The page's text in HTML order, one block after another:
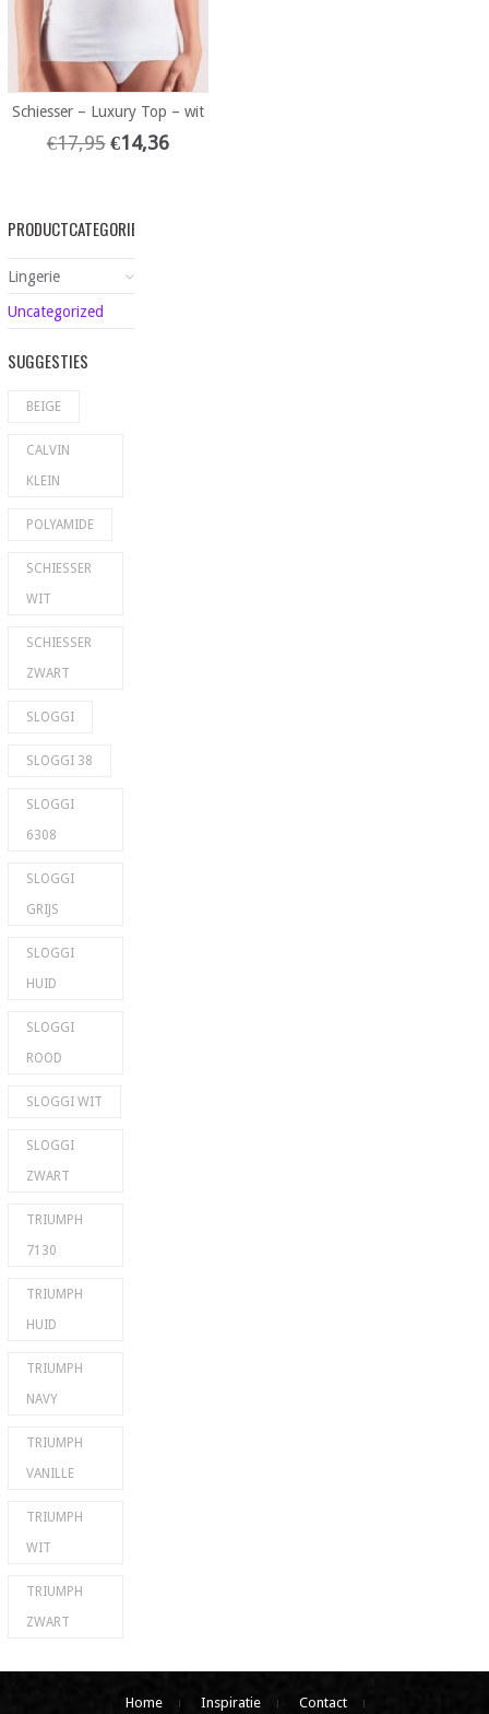
Schiesser – Luxury Top – wit
€17,95 €14,36
PRODUCTCATEGORIEËN
Lingerie
Uncategorized
SUGGESTIES
BEIGE
CALVIN
KLEIN
POLYAMIDE
SCHIESSER
WIT
SCHIESSER
ZWART
SLOGGI
SLOGGI 38
SLOGGI
6308
SLOGGI
GRIJS
SLOGGI
HUID
SLOGGI
ROOD
SLOGGI WIT
SLOGGI
ZWART
TRIUMPH
7130
TRIUMPH
HUID
TRIUMPH
NAVY
TRIUMPH
VANILLE
TRIUMPH
WIT
TRIUMPH
ZWART
Home Inspiratie Contact